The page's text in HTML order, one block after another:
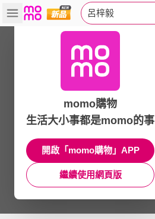
呂梓毅
momo購物
生活大小事都是momo的事
開啟「momo購物」APP
繼續使用網頁版